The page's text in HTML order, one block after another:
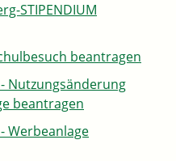
STIPENDIUM
beantragen
Nutzungsänderung
beantragen
Werbeanlage